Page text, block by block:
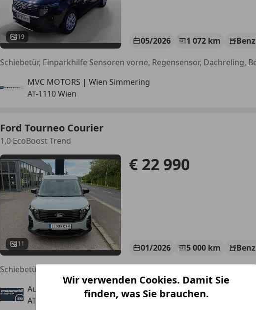
19 05/2026 1 072 km
MVC MOTORS | Wien Simmering
AT-1110 Wien
Ford Tourneo Courier
1,0 EcoBoost Trend
11
€ 22 990
01/2026 5 000 km
Schiebetür, Beifahrerairbag, Fernlichtassistent,
Autohaus Danninger GmbH
AT-4060 Leonding
Wir verwenden Cookies. Damit Sie
finden, was Sie brauchen.